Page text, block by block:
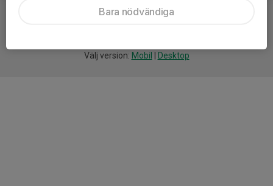
Välj version: Mobil Desktop
Bara nödvändiga